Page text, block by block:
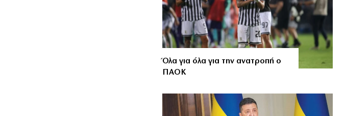
Όλα για όλα για την ανατροπή ο
ΠΑΟΚ